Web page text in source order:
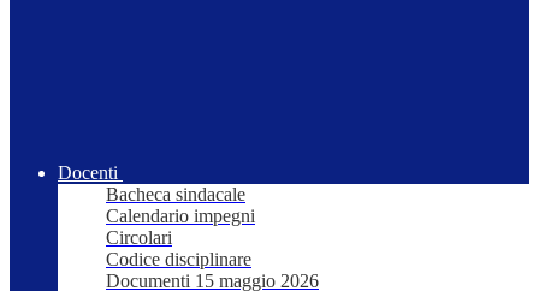
Docenti
Bacheca sindacale
Calendario impegni
Circolari
Codice disciplinare
Documenti 15 maggio 2026